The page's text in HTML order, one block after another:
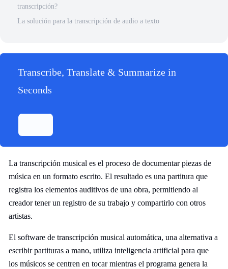
transcripción?
La solución para la transcripción de audio a texto
Transcribe, Translate & Summarize in
Seconds
La transcripción musical es el proceso de documentar piezas de
música en un formato escrito. El resultado es una partitura que
registra los elementos auditivos de una obra, permitiendo al
creador tener un registro de su trabajo y compartirlo con otros
artistas.
El software de transcripción musical automática, una alternativa a
escribir partituras a mano, utiliza inteligencia artificial para que
los músicos se centren en tocar mientras el programa genera la